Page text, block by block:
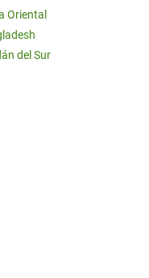
Oriental
del Sur